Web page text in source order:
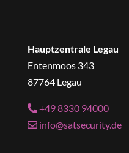
Hauptzentrale Legau
Entenmoos 343
87764 Legau
+49 8330 94000
info@satsecurity.de